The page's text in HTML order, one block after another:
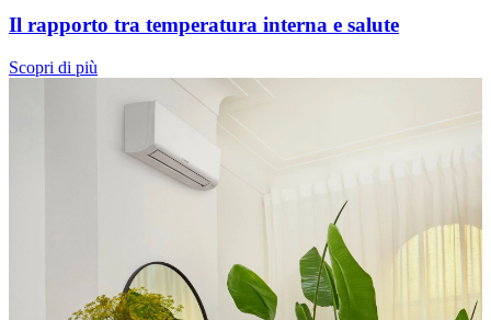
Il rapporto tra temperatura interna e salute
Scopri di più